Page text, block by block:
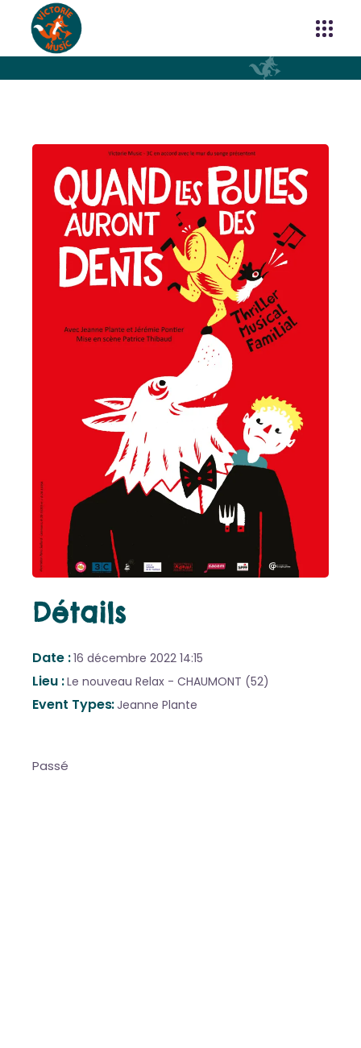
Détails
Date 16 décembre 2022 14:15
Lieu Le nouveau Relax - CHAUMONT (52)
Event Types Jeanne Plante
Passé